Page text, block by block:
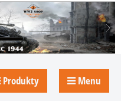
Produkty Menu